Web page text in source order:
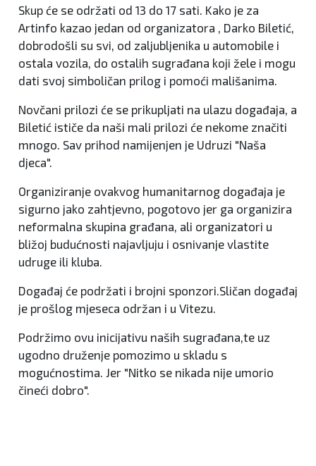
Skup će se održati od 13 do 17 sati. Kako je za
Artinfo kazao jedan od organizatora , Darko Biletić,
dobrodošli su svi, od zaljubljenika u automobile i
ostala vozila, do ostalih sugrađana koji žele i mogu
dati svoj simboličan prilog i pomoći mališanima.
Novčani prilozi će se prikupljati na ulazu događaja, a
Biletić ističe da naši mali prilozi će nekome značiti
mnogo. Sav prihod namijenjen je Udruzi "Naša
djeca".
Organiziranje ovakvog humanitarnog događaja je
sigurno jako zahtjevno, pogotovo jer ga organizira
neformalna skupina građana, ali organizatori u
bližoj budućnosti najavljuju i osnivanje vlastite
udruge ili kluba.
Događaj će podržati i brojni sponzori.Sličan događaj
je prošlog mjeseca održan i u Vitezu.
Podržimo ovu inicijativu naših sugrađana,te uz
ugodno druženje pomozimo u skladu s
mogućnostima. Jer "Nitko se nikada nije umorio
čineći dobro".